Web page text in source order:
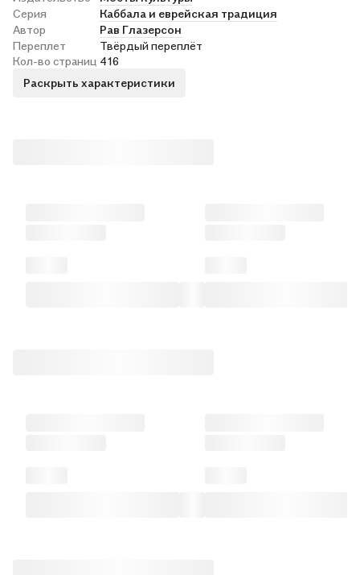
Серия
Каббала и еврейская традиция
Автор
Рав Глазерсон
Переплет
Твёрдый переплёт
Кол-во страниц 416
Раскрыть характеристики